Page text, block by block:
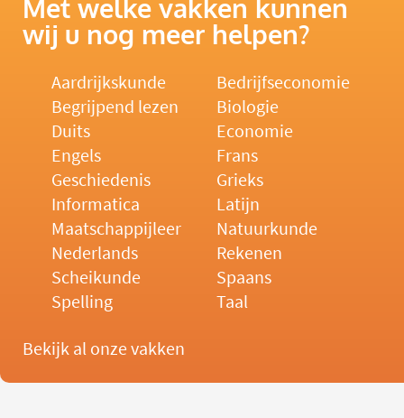
Met welke vakken kunnen
wij u nog meer helpen?
Aardrijkskunde
Bedrijfseconomie
Begrijpend lezen
Biologie
Duits
Economie
Engels
Frans
Geschiedenis
Grieks
Informatica
Latijn
Maatschappijleer
Natuurkunde
Nederlands
Rekenen
Scheikunde
Spaans
Spelling
Taal
Bekijk al onze vakken